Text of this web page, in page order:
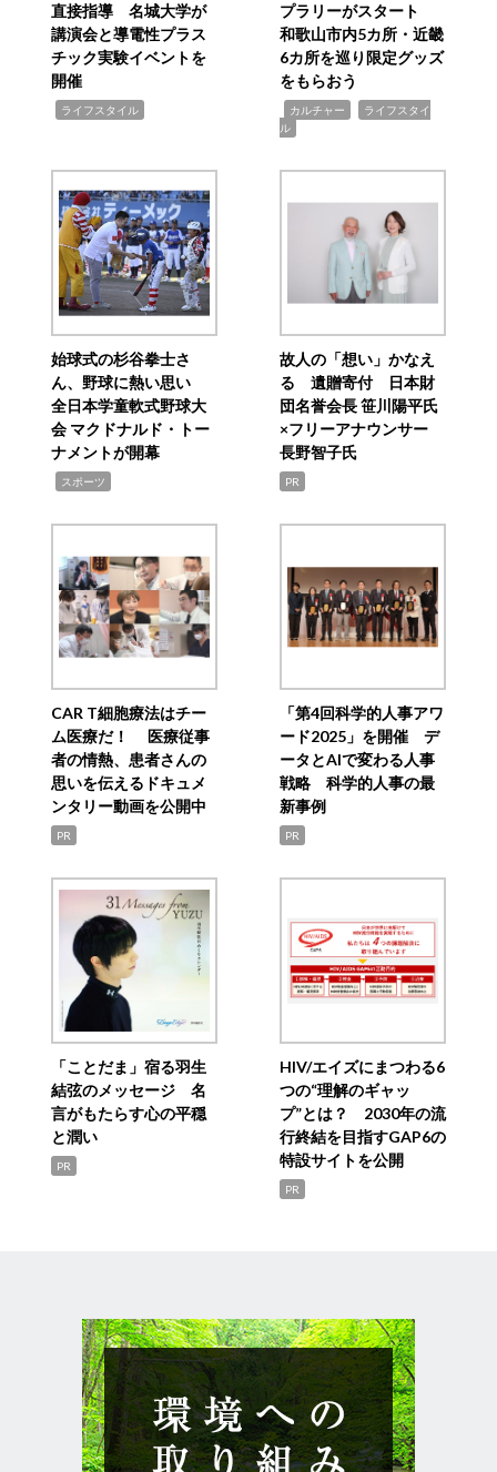
直接指導 名城大学が
講演会と導電性プラス
チック実験イベントを
開催
ライフスタイル
プラリーがスタート
和歌山市内5カ所・近畿
6カ所を巡り限定グッズ
をもらおう
カルチャー
ライフスタイ
ル
始球式の杉谷拳士さ
ん、野球に熱い思い
全日本学童軟式野球大
会 マクドナルド・トー
ナメントが開幕
スポーツ
故人の「想い」かなえ
る 遺贈寄付 日本財
団名誉会長 笹川陽平氏
×フリーアナウンサー
長野智子氏
PR
CAR T細胞療法はチー
ム医療だ！ 医療従事
者の情熱、患者さんの
思いを伝えるドキュメ
ンタリー動画を公開中
PR
「第4回科学的人事アワ
ード2025」を開催 デ
ータとAIで変わる人事
戦略 科学的人事の最
新事例
PR
「ことだま」宿る羽生
結弦のメッセージ 名
言がもたらす心の平穏
と潤い
PR
HIV/エイズにまつわる6
つの“理解のギャッ
プ”とは？ 2030年の流
行終結を目指すGAP6の
特設サイトを公開
PR